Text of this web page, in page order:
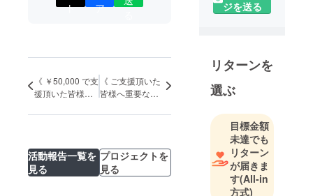
ト
ア
《 ￥50,000 で支
援頂いた皆様へ
》
《 ご支援頂いた
皆様へ重要なお
告
活動報告一覧を
見る
プロジェクトを
見る
ジを送る
リターンを
選ぶ
目標金額
未達でも
リターン
が届きま
す(All-in
方式)